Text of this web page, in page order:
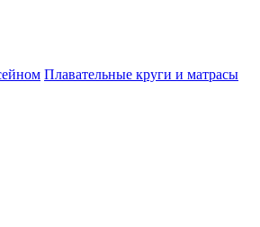
Плавательные круги и матрасы